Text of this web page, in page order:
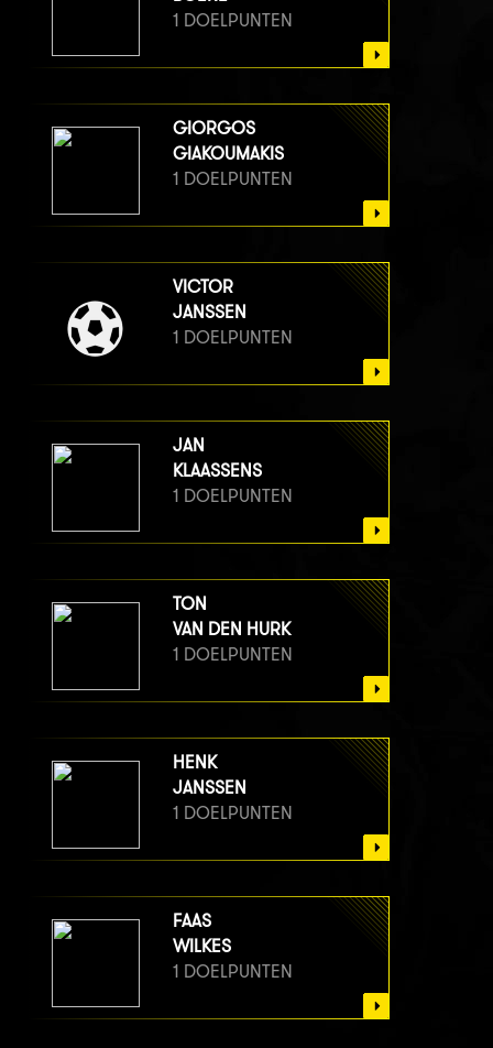
1 DOELPUNTEN
GIORGOS
GIAKOUMAKIS
1 DOELPUNTEN
VICTOR
JANSSEN
1 DOELPUNTEN
JAN
KLAASSENS
1 DOELPUNTEN
TON
VAN DEN HURK
1 DOELPUNTEN
HENK
JANSSEN
1 DOELPUNTEN
FAAS
WILKES
1 DOELPUNTEN